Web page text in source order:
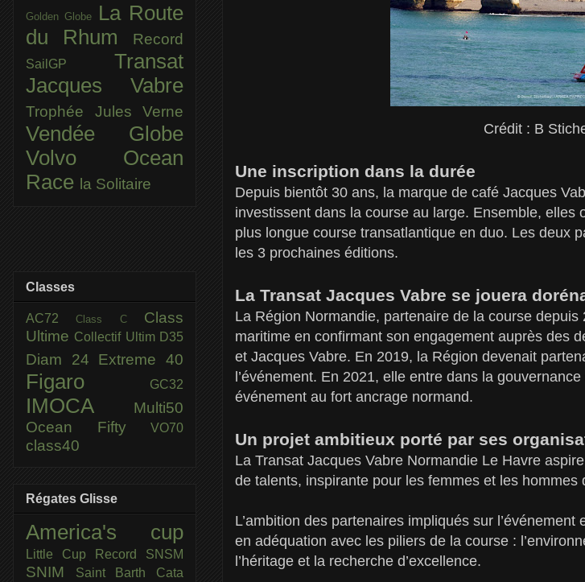
Crédit : B
Une inscription dans la durée
Depuis bientôt 30 ans, la marque de café Jacques
investissent dans la course au large. Ensemble, elles
plus longue course transatlantique en duo. Les deux
les 3 prochaines éditions.
La Transat Jacques Vabre se jouera
La Région Normandie, partenaire de la course
maritime en confirmant son engagement auprès des
et Jacques Vabre. En 2019, la Région devenait
l’événement. En 2021, elle entre dans la
événement au fort ancrage normand.
Un projet ambitieux porté par ses
La Transat Jacques Vabre Normandie Le Havre
de talents, inspirante pour les femmes et les hommes
L’ambition des partenaires impliqués sur
en adéquation avec les piliers de la course :
l’héritage et la recherche d’excellence.
Golden Globe
La Route
du Rhum
Record
SailGP Transat
Jacques Vabre
Trophée Jules Verne
Vendée Globe
Volvo Ocean
Race la Solitaire
Classes
AC72Class C Class
Ultime Collectif Ultim D35
Diam 24 Extreme 40
Figaro GC32
IMOCA
Multi50
Ocean Fifty
VO70
class40
Régates Glisse
America's cup
Little Cup Record SNSM
SNIM
Saint Barth Cata